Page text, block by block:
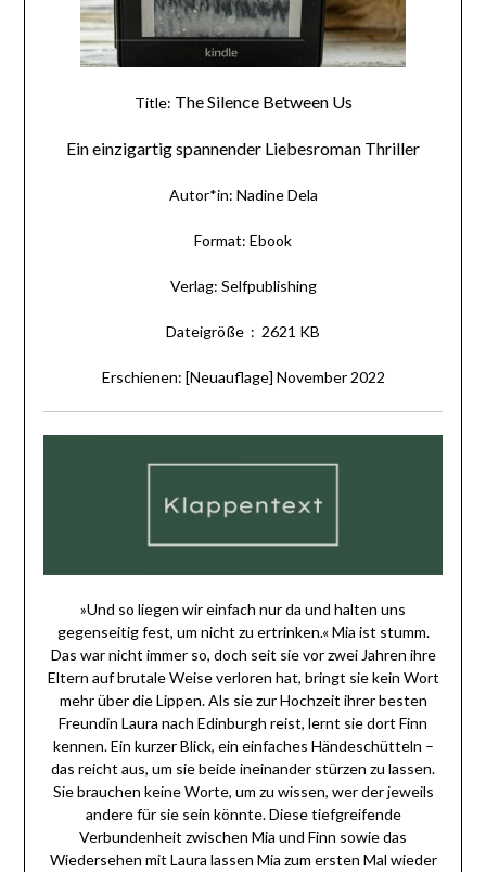
Title: The Silence Between Us
Ein einzigartig spannender Liebesroman Thriller
Autor*in: Nadine Dela
Format: Ebook
Verlag: Selfpublishing
Dateigröße ‏ : ‎ 2621 KB
Erschienen: [Neuauflage] November 2022
»Und so liegen wir einfach nur da und halten uns
gegenseitig fest, um nicht zu ertrinken.« Mia ist stumm.
Das war nicht immer so, doch seit sie vor zwei Jahren ihre
Eltern auf brutale Weise verloren hat, bringt sie kein Wort
mehr über die Lippen. Als sie zur Hochzeit ihrer besten
Freundin Laura nach Edinburgh reist, lernt sie dort Finn
kennen. Ein kurzer Blick, ein einfaches Händeschütteln –
das reicht aus, um sie beide ineinander stürzen zu lassen.
Sie brauchen keine Worte, um zu wissen, wer der jeweils
andere für sie sein könnte. Diese tiefgreifende
Verbundenheit zwischen Mia und Finn sowie das
Wiedersehen mit Laura lassen Mia zum ersten Mal wieder